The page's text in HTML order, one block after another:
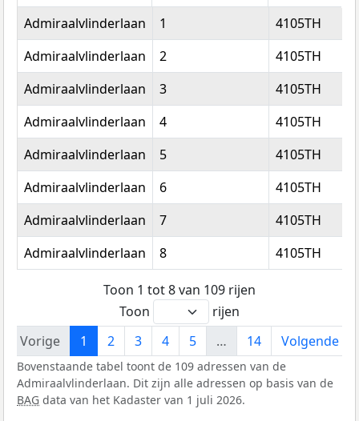
Straatnaam
Huisnummer Postcode
Admiraalvlinderlaan 1
4105TH
Admiraalvlinderlaan
2
4105TH
Admiraalvlinderlaan
3
4105TH
Admiraalvlinderlaan
4
4105TH
Admiraalvlinderlaan
5
4105TH
Admiraalvlinderlaan
6
4105TH
Admiraalvlinderlaan
7
4105TH
Admiraalvlinderlaan
8 4105TH
Toon 1 tot 8 van 109 rijen
Toon
rijen
Vorige
1 2 3 4 5 … 14 Volgende
Bovenstaande tabel toont de 109 adressen van de
Admiraalvlinderlaan. Dit zijn alle adressen op basis van de
BAG data van het Kadaster van 1 juli 2026.